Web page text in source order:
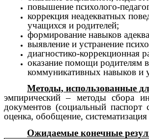
повышение психолого-
коррекция неадекватных
учащихся и родителей;
формирование навыков
выявление и устранение
диагностико-коррекционная
оказание помощи родителям
коммуникативных навыков и
Методы, использованные
эмпирический – методы сбора
документов (социальный паспорт
оценка, обобщение,
Ожидаемые конечные